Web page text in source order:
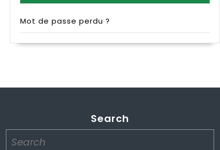
Mot de passe perdu ?
Search
for: